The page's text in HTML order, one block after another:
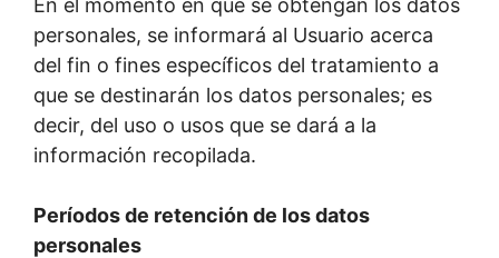
En el momento en que se obtengan los datos
personales, se informará al Usuario acerca
del fin o fines específicos del tratamiento a
que se destinarán los datos personales; es
decir, del uso o usos que se dará a la
información recopilada.
Períodos de retención de los datos
personales